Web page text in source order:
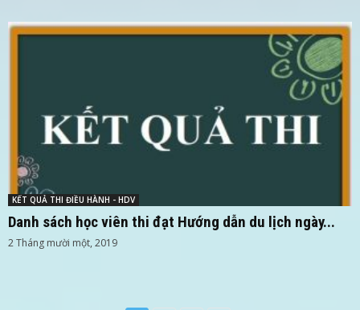
KẾT QUẢ THI ĐIỀU HÀNH - HDV
Danh sách học viên thi đạt Hướng dẫn du lịch ngày...
2 Tháng mười một, 2019